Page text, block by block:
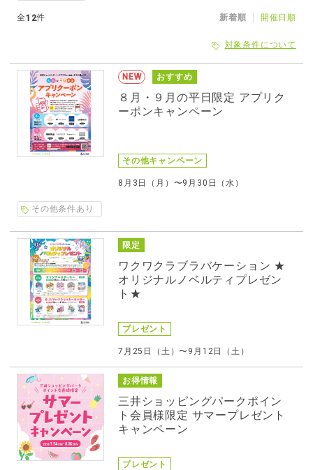
全12件 新着順 開催日順
対象条件について
NEW おすすめ
８月・９月の平日限定 アプリク
ーポンキャンペーン
その他キャンペーン
8月3日（月）〜9月30日（水）
その他条件あり
限定
ワクワクラブラバケーション ★
オリジナルノベルティプレゼン
ト★
プレゼント
7月25日（土）〜9月12日（土）
お得情報
三井ショッピングパークポイン
ト会員様限定 サマープレゼント
キャンペーン
プレゼント